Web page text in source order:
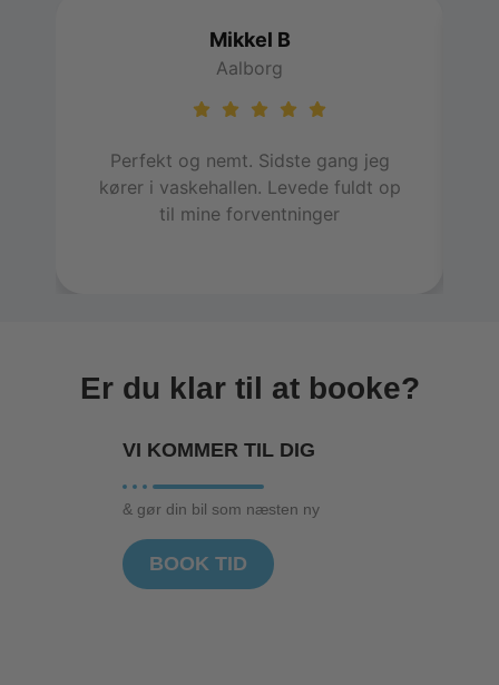
Mikkel B
Aalborg
Perfekt og nemt. Sidste gang jeg
kører i vaskehallen. Levede fuldt op
til mine forventninger
Er du klar til at booke?
VI KOMMER TIL DIG
& gør din bil som næsten ny
BOOK TID